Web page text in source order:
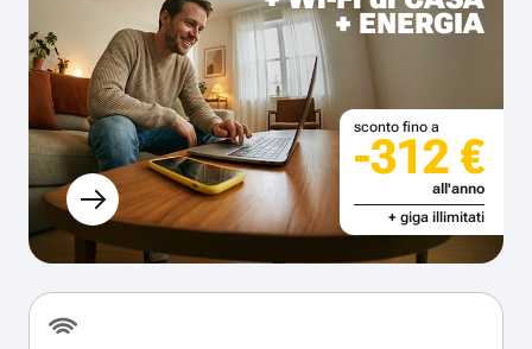
+ ENERGIA
sconto fino a
-312 €
all'anno
+ giga illimitati